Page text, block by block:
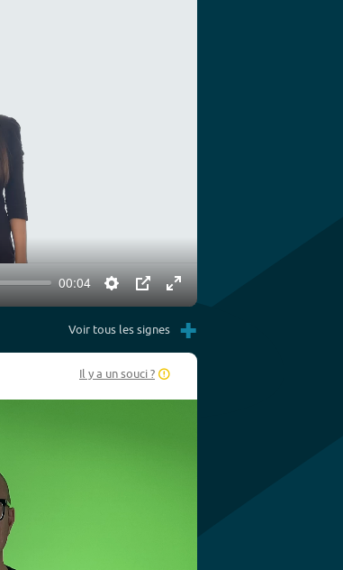
00:04
Settings
PIP Enter
fullscreen
Voir tous les signes +
Il y a un souci ?